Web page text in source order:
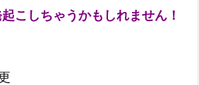
こしちゃうかもしれません！